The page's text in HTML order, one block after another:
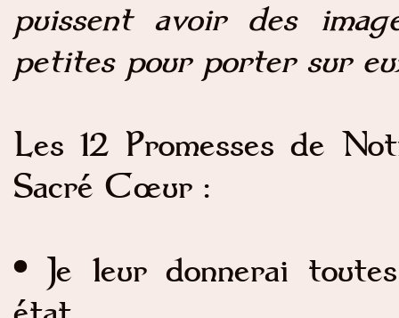
puissent avoir des
petites pour porter sur
Les 12 Promesses de
Sacré Cœur :
• Je leur donnerai